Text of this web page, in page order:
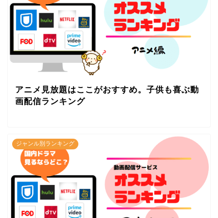
アニメ見放題はここがおすすめ。子供も喜ぶ動
画配信ランキング
ジャンル別ランキング